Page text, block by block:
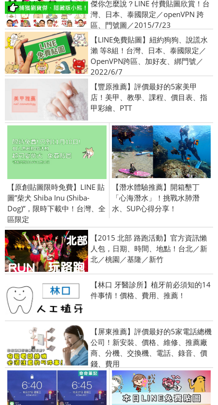
傑你怎麼說？LINE 付費貼圖欣賞！台
灣、日本、泰國限定／openVPN 跨
區、門號圖／2015/7/23
【LINE免費貼圖】紐約狗狗、說謊水
瀨 等8組！台灣、日本、泰國限定／
OpenVPN跨區、加好友、綁門號／
2022/6/7
【豐原推薦】評價最好的5家美甲
店！美甲、教學、課程、價目表、指
甲彩繪、PTT
【原創貼圖限時免費】LINE 貼
圖”柴犬 Shiba Inu (Shiba-
Dog)”，限時下載中！台灣、全
區限定
【潛水體驗推薦】開箱墾丁
「心海潛水」！挑戰水肺潛
水、SUP心得分享！
【2015 北部 路跑活動】官方資訊懶
人包，日期、時間、地點！台北／新
北／桃園／基隆／新竹
【林口 牙醫診所】植牙前必須知的14
件事情！價格、費用、推薦！
【屏東推薦】評價最好的5家電話總機
公司！新安裝、價格、維修、推薦廠
商、分機、交換機、電話、錄音、價
錢、費用